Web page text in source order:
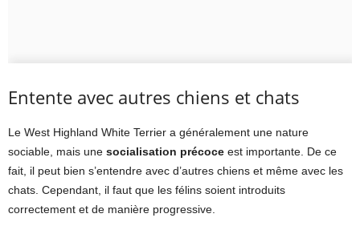
Entente avec autres chiens et chats
Le West Highland White Terrier a généralement une nature
sociable, mais une socialisation précoce est importante. De ce
fait, il peut bien s’entendre avec d’autres chiens et même avec les
chats. Cependant, il faut que les félins soient introduits
correctement et de manière progressive.